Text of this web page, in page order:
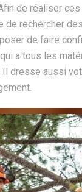
de réaliser
de rechercher
de faire
a tous les
Il dresse aussi